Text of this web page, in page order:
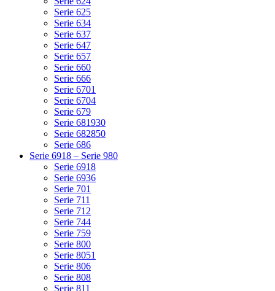
Serie 625
Serie 634
Serie 637
Serie 647
Serie 657
Serie 660
Serie 666
Serie 6701
Serie 6704
Serie 679
Serie 681930
Serie 682850
Serie 686
Serie 6918 – Serie 980
Serie 6918
Serie 6936
Serie 701
Serie 711
Serie 712
Serie 744
Serie 759
Serie 800
Serie 8051
Serie 806
Serie 808
Serie 811